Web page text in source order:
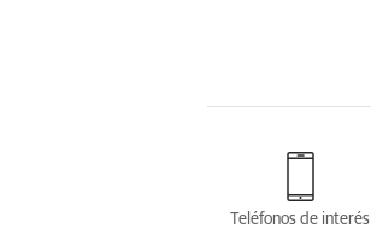
Teléfonos de interés